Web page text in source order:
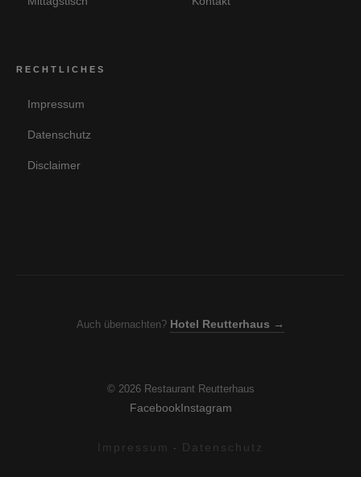
RECHTLICHES
Impressum
Datenschutz
Disclaimer
Auch übernachten? Hotel Reutterhaus →
© 2026 Restaurant Reutterhaus
FacebookInstagram
Impressum · Datenschutz